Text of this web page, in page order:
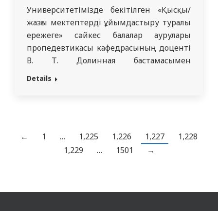
Университетімізде бекітілген «Қысқы/
жазғы мектептерді ұйымдастыру туралы
ережеге» сәйкес балалар аурулары
пропедевтикасы кафедрасының доценті
В. Т. Долинная бастамасымен
«Педиатриядағы қан және зәр
барлық курс студенттері, интерндері
және резиденттері үшін өтті. Оқыту
Details
← 1 … 1,225 1,226 1,227
1,228
1,229
… 1501 →